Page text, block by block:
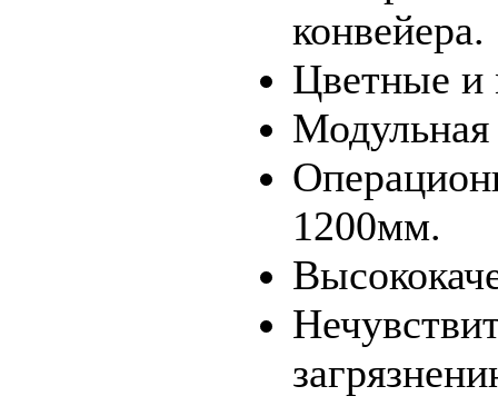
конвейера.
Цветные и
Модульная
1200мм.